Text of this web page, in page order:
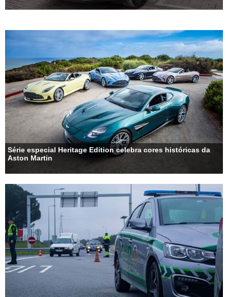
Série especial Heritage Edition celebra cores históricas da
Aston Martin